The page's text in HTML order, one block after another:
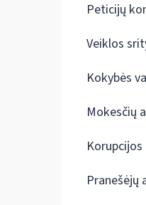
Peticijų
Veiklos
Kokybės
Mokesčių
Pranešėjų